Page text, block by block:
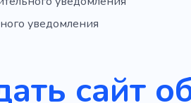
уведомления
сайт